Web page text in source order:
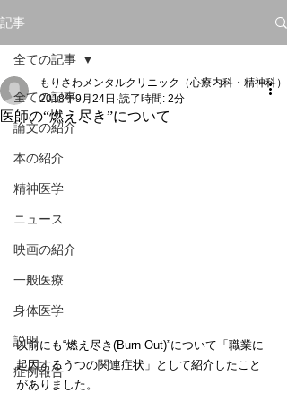
記事
全ての記事
論文の紹介
本の紹介
精神医学
ニュース
映画の紹介
一般医療
身体医学
説明
症例報告
全ての記事
医師の“燃え尽き”について
もりさわメンタルクリニック（心療内科・精神科）
2018年9月24日 読了時間: 2分
以前にも“燃え尽き(Burn Out)”について「職業に
起因するうつの関連症状」として紹介したこと
がありました。